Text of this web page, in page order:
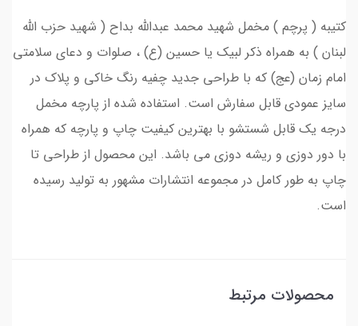
کتیبه ( پرچم ) مخمل شهید محمد عبدالله بداح ( شهید حزب الله
لبنان ) به همراه ذکر لبیک یا حسین (ع) ، صلوات و دعای سلامتی
امام زمان (عج) که با طراحی جدید چفیه رنگ خاکی و پلاک در
سایز عمودی قابل سفارش است. استفاده شده از پارچه مخمل
درجه یک قابل شستشو با بهترین کیفیت چاپ و پارچه که همراه
با دور دوزی و ریشه دوزی می باشد. این محصول از طراحی تا
چاپ به طور کامل در مجموعه انتشارات مشهور به تولید رسیده
است.
محصولات مرتبط